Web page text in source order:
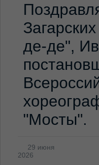
де-де",
"Мосты".
29 июня
2026